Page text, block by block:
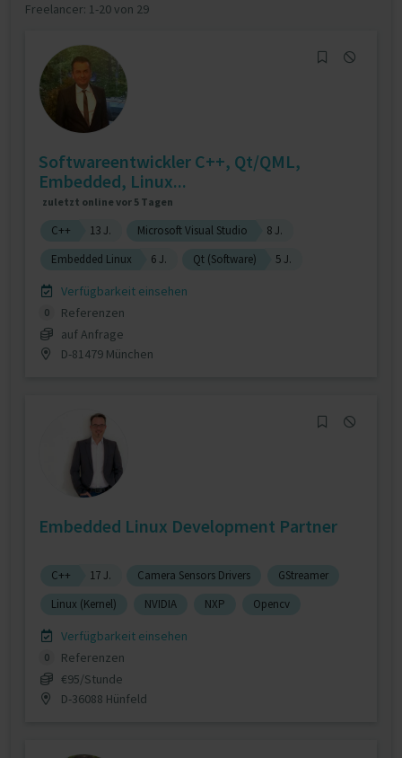
Freelancer: 1-20 von 29
Softwareentwickler C++, Qt/QML,
Embedded, Linux...
zuletzt online vor 5 Tagen
C++ 13 J. Microsoft Visual Studio
8 J.
Embedded Linux
6 J. Qt (Software) 5 J.
Verfügbarkeit einsehen
0
Referenzen
auf Anfrage
D-81479 München
Embedded Linux Development Partner
C++ 17 J. Camera Sensors Drivers
GStreamer
Linux (Kernel)
NVIDIA NXP Opencv
Verfügbarkeit einsehen
0
Referenzen
€95/Stunde
D-36088 Hünfeld